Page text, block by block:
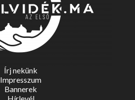
Írj nekünk
Impresszum
Bannerek